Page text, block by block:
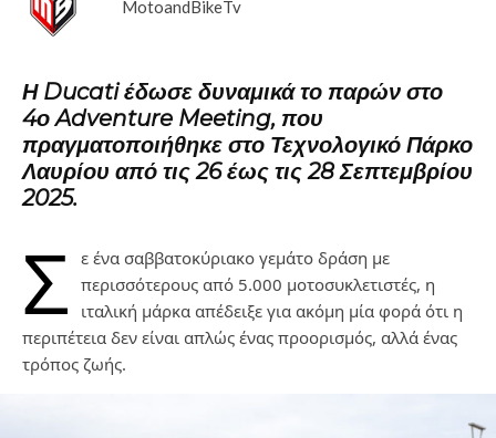
MotoandBikeTv
Η Ducati έδωσε δυναμικά το παρών στο
4ο Adventure Meeting, που
πραγματοποιήθηκε στο Τεχνολογικό Πάρκο
Λαυρίου από τις 26 έως τις 28 Σεπτεμβρίου
2025.
Σ ε ένα σαββατοκύριακο γεμάτο δράση με
περισσότερους από 5.000 μοτοσυκλετιστές, η
ιταλική μάρκα απέδειξε για ακόμη μία φορά ότι η
περιπέτεια δεν είναι απλώς ένας προορισμός, αλλά ένας
τρόπος ζωής.